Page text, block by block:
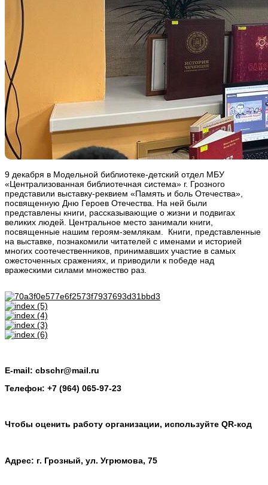
9 декабря в Модельной библиотеке-детский отдел МБУ
«Централизованная библиотечная система» г. Грозного
представили выставку-реквием «Память и боль Отечества»,
посвященную Дню Героев Отечества. На ней были
представлены книги, рассказывающие о жизни и подвигах
великих людей. Центральное место занимали книги,
посвященные нашим героям-землякам. Книги, представленные
на выставке, познакомили читателей с именами и историей
многих соотечественников, принимавших участие в самых
ожесточенных сражениях, и приводили к победе над
вражескими силами множество раз.
E-mail: cbschr@mail.ru
Телефон: +7 (964) 065-97-23
Чтобы оценить работу организации, используйте QR-код
Адрес: г. Грозный, ул. Угрюмова, 75